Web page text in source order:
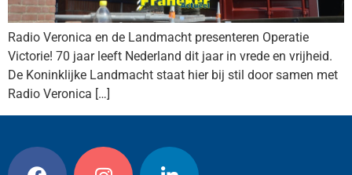
Radio Veronica en de Landmacht presenteren Operatie
Victorie! 70 jaar leeft Nederland dit jaar in vrede en vrijheid.
De Koninklijke Landmacht staat hier bij stil door samen met
Radio Veronica […]